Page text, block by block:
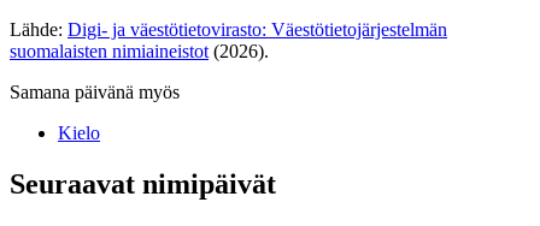
Lähde: Digi- ja väestötietovirasto: Väestötietojärjestelmän
suomalaisten nimiaineistot (2026).
Samana päivänä myös
Kielo
Seuraavat nimipäivät